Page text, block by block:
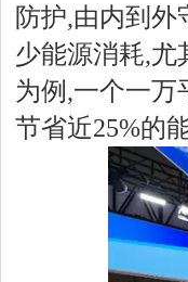
防护,由内到外
少能源消耗,尤
为例,一个一
节省近25%的